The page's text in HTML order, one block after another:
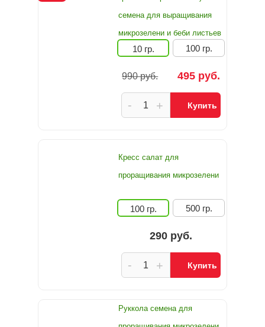
семена для выращивания
микрозелени и беби листьев
10 гр. 100 гр.
990 руб. 495 руб.
+
- Купить
Кресс салат для
проращивания микрозелени
100 гр. 500 гр.
290 руб.
+
- Купить
Руккола семена для